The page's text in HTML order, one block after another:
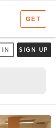
IN SIGN UP